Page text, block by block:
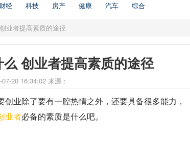
财经 科技 房产 健康 汽车 综合
业者提高素质的途径
创业者提高素质的途径
20 16:34:02 来源：
业除了要有一腔热情之外，还要具备很多能力，
业者必备的素质是什么吧。